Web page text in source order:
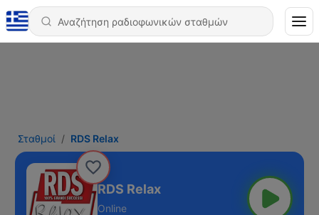
Σταθμοί RDS Relax
RDS Relax
Online